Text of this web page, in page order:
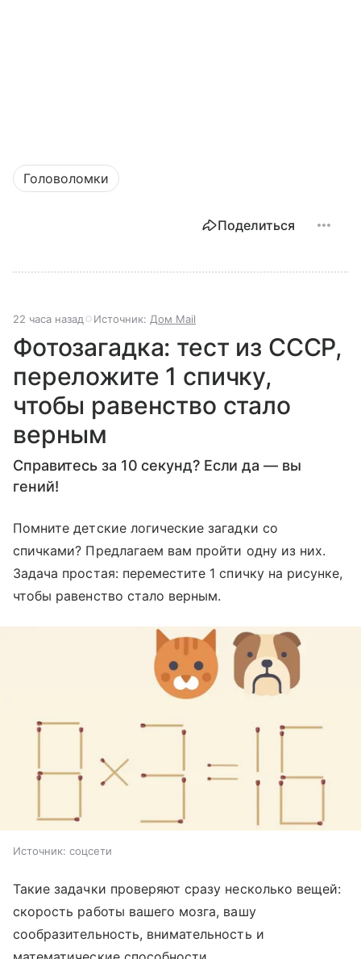
Головоломки
Поделиться
22 часа назад Источник: Дом Mail
Фотозагадка: тест из СССР,
переложите 1 спичку,
чтобы равенство стало
верным
Справитесь за 10 секунд? Если да — вы
гений!
Помните детские логические загадки со
спичками? Предлагаем вам пройти одну из них.
Задача простая: переместите 1 спичку на рисунке,
чтобы равенство стало верным.
Источник: соцсети
Такие задачки проверяют сразу несколько вещей:
скорость работы вашего мозга, вашу
сообразительность, внимательность и